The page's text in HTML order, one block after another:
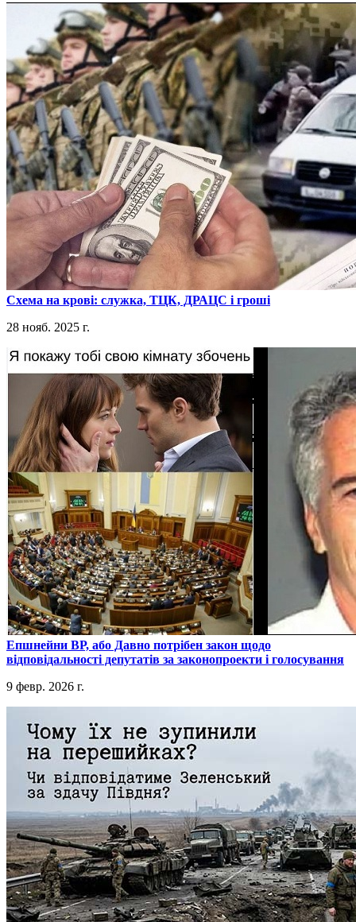
​Схема на крові: служка, ТЦК, ДРАЦС і гроші
28 нояб. 2025 г.
​Епшнейни ВР, або Давно потрібен закон щодо
відповідальності депутатів за законопроекти і голосування
9 февр. 2026 г.